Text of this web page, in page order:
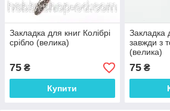
Закладка для книг Колібрі
срібло (велика)
75 ₴
Купити
Закладка
завжди з
(велика)
75₴